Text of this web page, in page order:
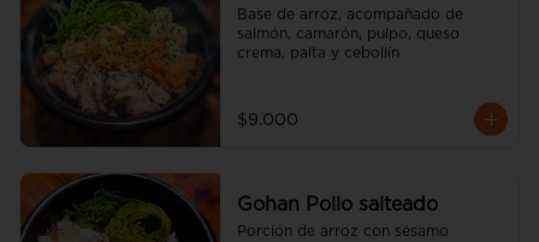
Base de arroz, acompañado de
salmón, camarón, pulpo, queso
crema, palta y cebollín
$9.000
Gohan Pollo salteado
Porción de arroz con sésamo